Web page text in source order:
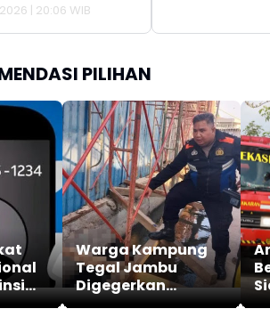
| 20:06 WIB
PILIHAN
Warga Kampung
Tegal Jambu
Digegerkan
Penemuan Janin